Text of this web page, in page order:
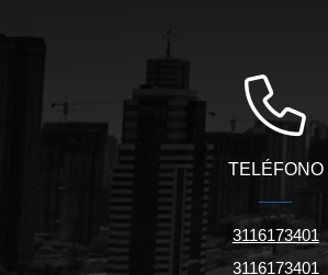
TELÉFONO
3116173401
3116173401